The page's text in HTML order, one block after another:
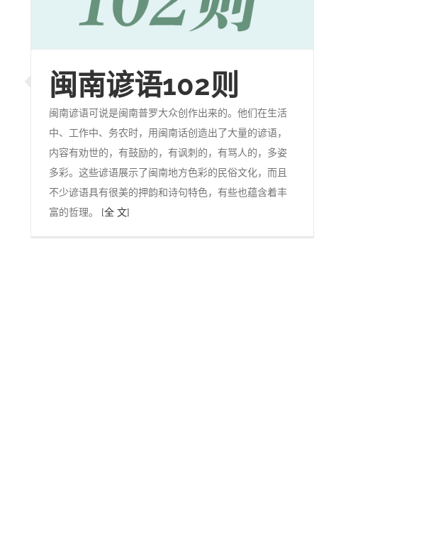
闽南谚语102则
闽南谚语可说是闽南普罗大众创作出来的。他们在生活
中、工作中、务农时，用闽南话创造出了大量的谚语，
内容有劝世的，有鼓励的，有讽刺的，有骂人的，多姿
多彩。这些谚语展示了闽南地方色彩的民俗文化，而且
不少谚语具有很美的押韵和诗句特色，有些也蕴含着丰
富的哲理。 [全 文]